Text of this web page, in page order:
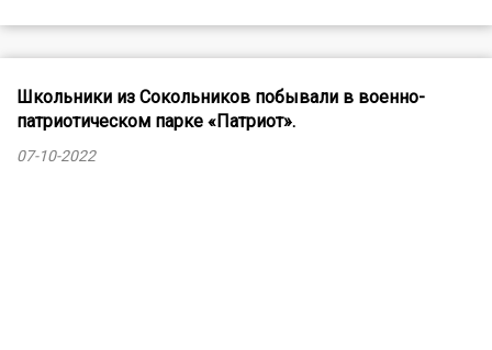
Школьники из Сокольников побывали в военно-
патриотическом парке «Патриот».
07-10-2022